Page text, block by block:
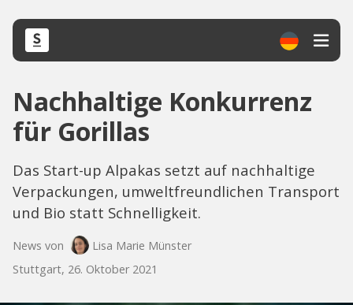
Nachhaltige Konkurrenz
für Gorillas
Das Start-up Alpakas setzt auf nachhaltige
Verpackungen, umweltfreundlichen Transport
und Bio statt Schnelligkeit.
News von
Lisa Marie Münster
Stuttgart, 26. Oktober 2021